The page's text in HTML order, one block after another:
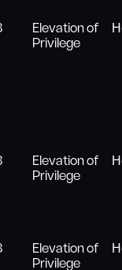
Elevation of
Privilege
Elevation of
Privilege
Elevation of
Privilege